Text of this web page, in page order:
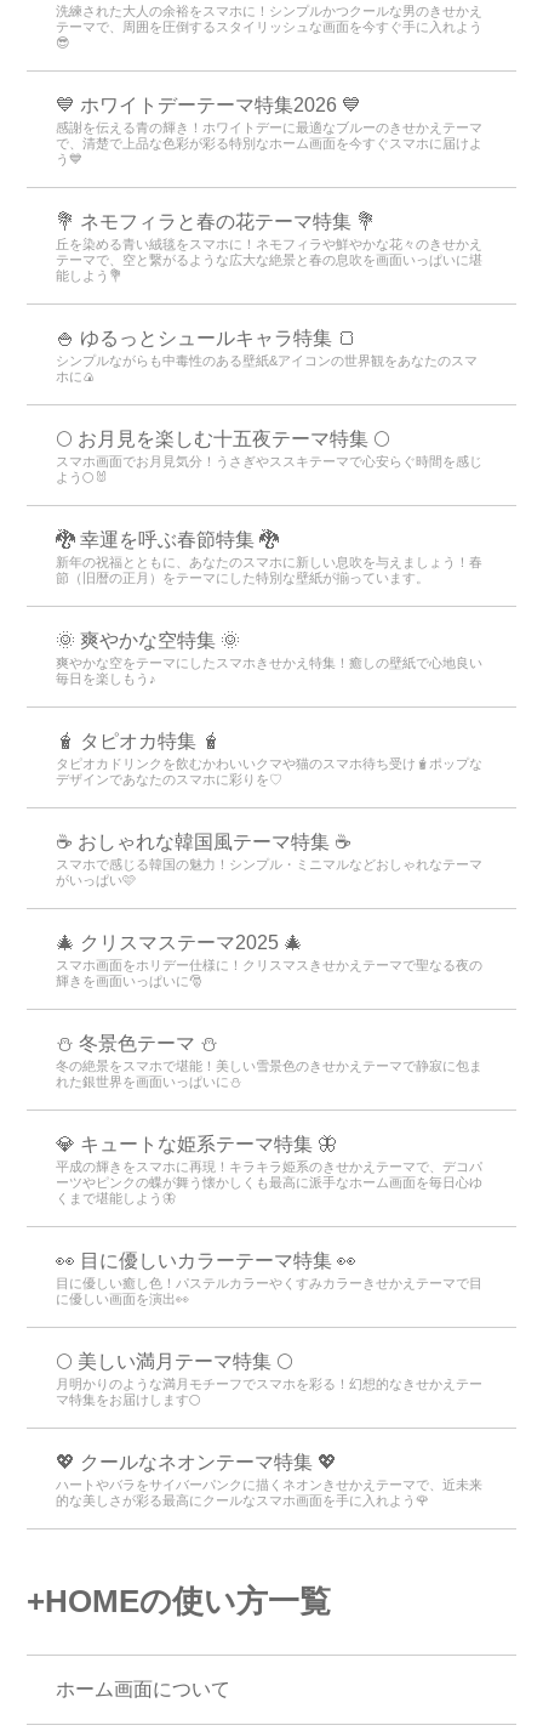
洗練された大人の余裕をスマホに！シンプルかつクールな男のきせかえ
テーマで、周囲を圧倒するスタイリッシュな画面を今すぐ手に入れよう
😎
💙 ホワイトデーテーマ特集2026 💙
感謝を伝える青の輝き！ホワイトデーに最適なブルーのきせかえテーマ
で、清楚で上品な色彩が彩る特別なホーム画面を今すぐスマホに届けよ
う💙
💐 ネモフィラと春の花テーマ特集 💐
丘を染める青い絨毯をスマホに！ネモフィラや鮮やかな花々のきせかえ
テーマで、空と繋がるような広大な絶景と春の息吹を画面いっぱいに堪
能しよう💐
🍚 ゆるっとシュールキャラ特集 🍞
シンプルながらも中毒性のある壁紙&アイコンの世界観をあなたのスマ
ホに🍙
🌕 お月見を楽しむ十五夜テーマ特集 🌕
スマホ画面でお月見気分！うさぎやススキテーマで心安らぐ時間を感じ
よう🌕🐰
🐉 幸運を呼ぶ春節特集 🐉
新年の祝福とともに、あなたのスマホに新しい息吹を与えましょう！春
節（旧暦の正月）をテーマにした特別な壁紙が揃っています。
🌞 爽やかな空特集 🌞
爽やかな空をテーマにしたスマホきせかえ特集！癒しの壁紙で心地良い
毎日を楽しもう♪
🧋 タピオカ特集 🧋
タピオカドリンクを飲むかわいいクマや猫のスマホ待ち受け🧋ポップな
デザインであなたのスマホに彩りを♡
☕ おしゃれな韓国風テーマ特集 ☕
スマホで感じる韓国の魅力！シンプル・ミニマルなどおしゃれなテーマ
がいっぱい🩷
🎄 クリスマステーマ2025 🎄
スマホ画面をホリデー仕様に！クリスマスきせかえテーマで聖なる夜の
輝きを画面いっぱいに🎅
⛄️ 冬景色テーマ ⛄️
冬の絶景をスマホで堪能！美しい雪景色のきせかえテーマで静寂に包ま
れた銀世界を画面いっぱいに⛄️
💎 キュートな姫系テーマ特集 🦋
平成の輝きをスマホに再現！キラキラ姫系のきせかえテーマで、デコパ
ーツやピンクの蝶が舞う懐かしくも最高に派手なホーム画面を毎日心ゆ
くまで堪能しよう🦋
👀 目に優しいカラーテーマ特集 👀
目に優しい癒し色！パステルカラーやくすみカラーきせかえテーマで目
に優しい画面を演出👀
🌕 美しい満月テーマ特集 🌕
月明かりのような満月モチーフでスマホを彩る！幻想的なきせかえテー
マ特集をお届けします🌕
💖 クールなネオンテーマ特集 💖
ハートやバラをサイバーパンクに描くネオンきせかえテーマで、近未来
的な美しさが彩る最高にクールなスマホ画面を手に入れよう🌹
+HOMEの使い方一覧
ホーム画面について